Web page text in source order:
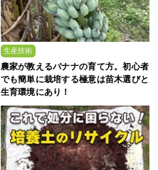
生産技術
農家が教えるバナナの育て方。初心者
でも簡単に栽培する極意は苗木選びと
生育環境にあり！